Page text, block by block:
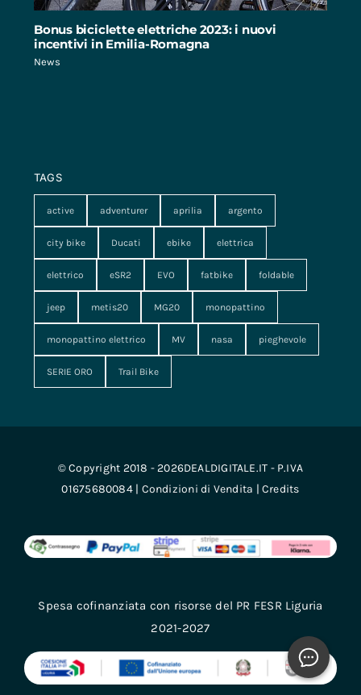
Bonus biciclette elettriche 2023: i nuovi
incentivi in Emilia-Romagna
News
TAGS
active adventurer aprilia argento
city bike Ducati ebike elettrica
elettrico eSR2 EVO fatbike foldable
jeep metis20 MG20 monopattino
monopattino elettrico MV nasa pieghevole
SERIE ORO Trail Bike
© Copyright 2018 - 2026DEALDIGITALE.IT - P.IVA
01675680084 | Condizioni di Vendita | Credits
Spesa cofinanziata con risorse del PR FESR Liguria
2021-2027